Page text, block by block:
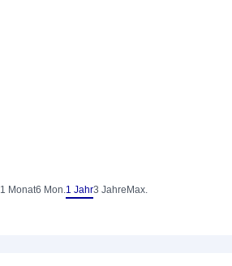
1 Monat6 Mon.1 Jahr3 Jahre Max.